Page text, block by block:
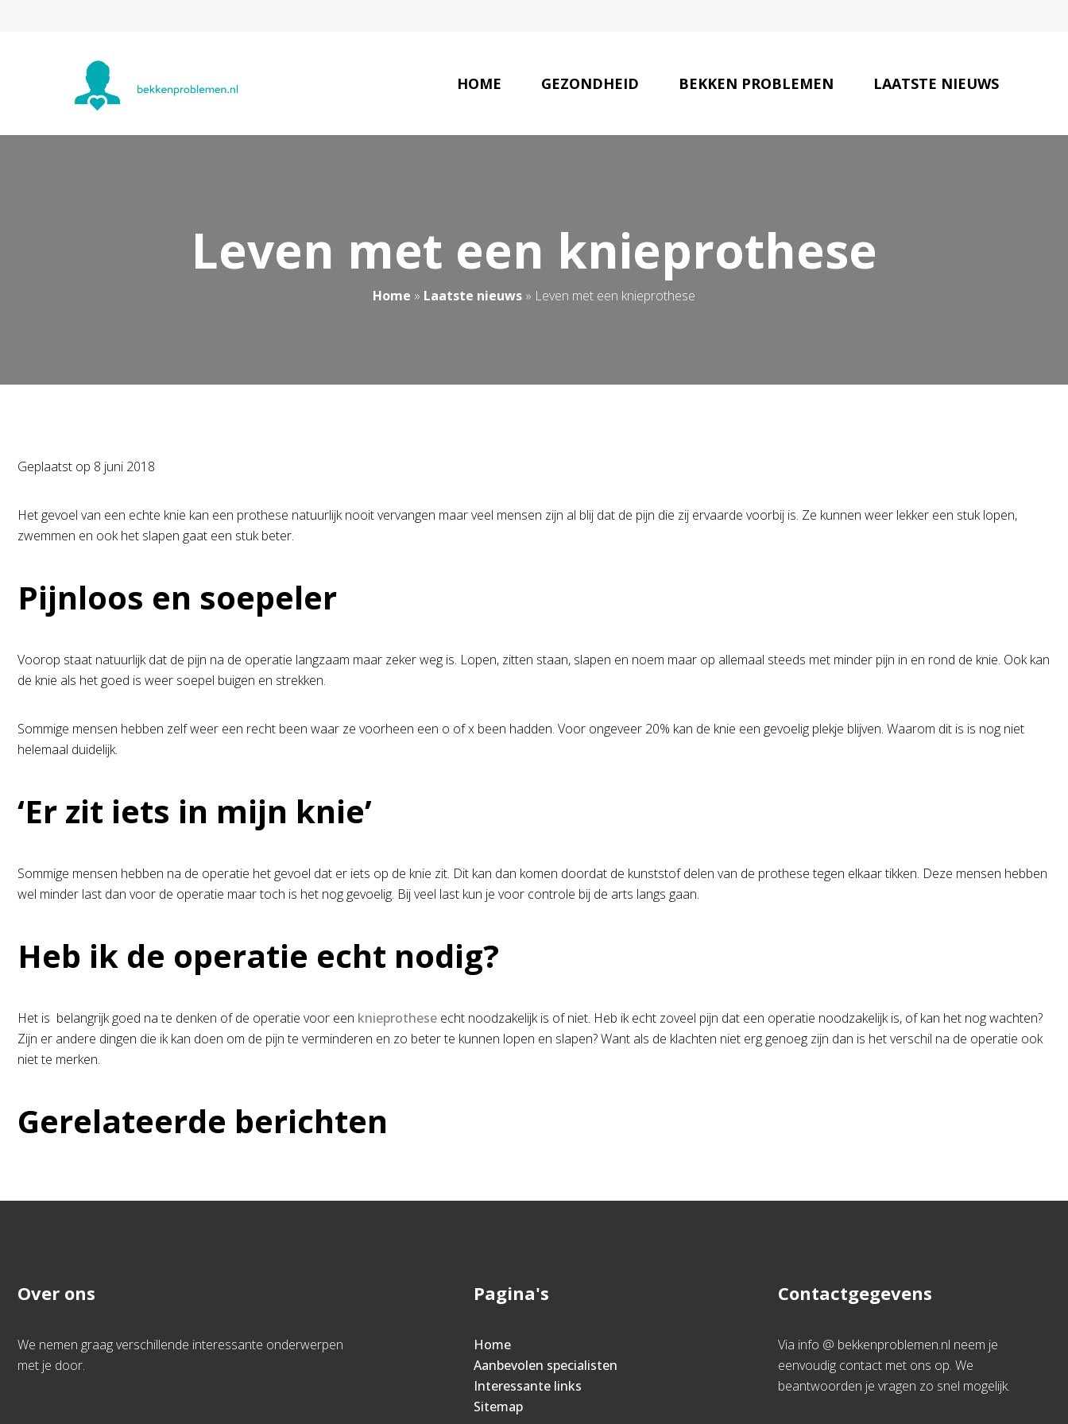
HOME GEZONDHEID BEKKEN PROBLEMEN LAATSTE NIEUWS
Leven met een knieprothese
Home » Laatste nieuws » Leven met een knieprothese
Geplaatst op 8 juni 2018
Het gevoel van een echte knie kan een prothese natuurlijk nooit vervangen maar veel mensen zijn al blij dat de pijn die zij ervaarde voorbij is. Ze kunnen weer lekker een stuk lopen,
zwemmen en ook het slapen gaat een stuk beter.
Pijnloos en soepeler
Voorop staat natuurlijk dat de pijn na de operatie langzaam maar zeker weg is. Lopen, zitten staan, slapen en noem maar op allemaal steeds met minder pijn in en rond de knie. Ook kan
de knie als het goed is weer soepel buigen en strekken.
Sommige mensen hebben zelf weer een recht been waar ze voorheen een o of x been hadden. Voor ongeveer 20% kan de knie een gevoelig plekje blijven. Waarom dit is is nog niet
helemaal duidelijk.
‘Er zit iets in mijn knie’
Sommige mensen hebben na de operatie het gevoel dat er iets op de knie zit. Dit kan dan komen doordat de kunststof delen van de prothese tegen elkaar tikken. Deze mensen hebben
wel minder last dan voor de operatie maar toch is het nog gevoelig. Bij veel last kun je voor controle bij de arts langs gaan.
Heb ik de operatie echt nodig?
Het is belangrijk goed na te denken of de operatie voor een knieprothese echt noodzakelijk is of niet. Heb ik echt zoveel pijn dat een operatie noodzakelijk is, of kan het nog wachten?
Zijn er andere dingen die ik kan doen om de pijn te verminderen en zo beter te kunnen lopen en slapen? Want als de klachten niet erg genoeg zijn dan is het verschil na de operatie ook
niet te merken.
Gerelateerde berichten
Over ons
We nemen graag verschillende interessante onderwerpen
met je door.
Pagina's
Home
Aanbevolen specialisten
Interessante links
Sitemap
Contactgegevens
Via info @ bekkenproblemen.nl neem je
eenvoudig contact met ons op. We
beantwoorden je vragen zo snel mogelijk.